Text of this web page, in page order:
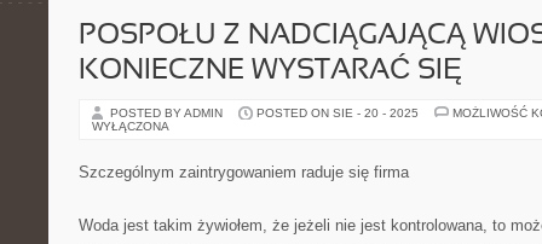
POSPOŁU Z NADCIĄGAJĄCĄ
KONIECZNE WYSTARAĆ SIĘ
POSTED BY ADMIN POSTED ON SIE - 20 - 2025
MOŻLIWOŚĆ
WYŁĄCZONA
Szczególnym zaintrygowaniem raduje się firma
Woda jest takim żywiołem, że jeżeli nie jest kontrolowana, to